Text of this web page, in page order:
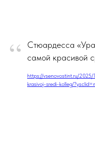
“
Стюардесса
самой красивой
https://vsenovostint.ru/
krasivoj-sredi-kolleg/